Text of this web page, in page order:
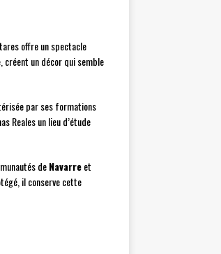
offre un spectacle
créent un décor qui semble
par ses formations
Reales un lieu d’étude
deNavarreet
il conserve cette